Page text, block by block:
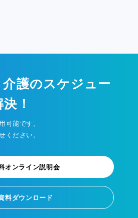
護のスケジュー
！
可能です。
ください。
オンライン説明会
料ダウンロード